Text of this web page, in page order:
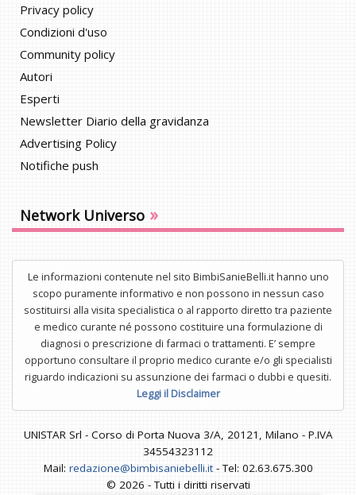
Privacy policy
Condizioni d'uso
Community policy
Autori
Esperti
Newsletter Diario della gravidanza
Advertising Policy
Notifiche push
Network Universo »
Le informazioni contenute nel sito BimbiSanieBelli.it hanno uno
scopo puramente informativo e non possono in nessun caso
sostituirsi alla visita specialistica o al rapporto diretto tra paziente
e medico curante né possono costituire una formulazione di
diagnosi o prescrizione di farmaci o trattamenti. E’ sempre
opportuno consultare il proprio medico curante e/o gli specialisti
riguardo indicazioni su assunzione dei farmaci o dubbi e quesiti.
Leggi il Disclaimer
UNISTAR Srl - Corso di Porta Nuova 3/A, 20121, Milano - P.IVA
34554323112
Mail: redazione@bimbisaniebelli.it- Tel: 02.63.675.300
© 2026 - Tutti i diritti riservati